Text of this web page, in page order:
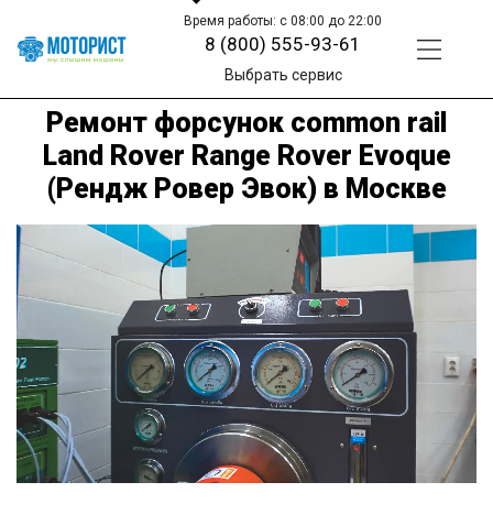
Время работы: с 08:00 до 22:00
8 (800) 555-93-61
Выбрать сервис
Ремонт форсунок common rail
Land Rover Range Rover Evoque
(Рендж Ровер Эвок) в Москве